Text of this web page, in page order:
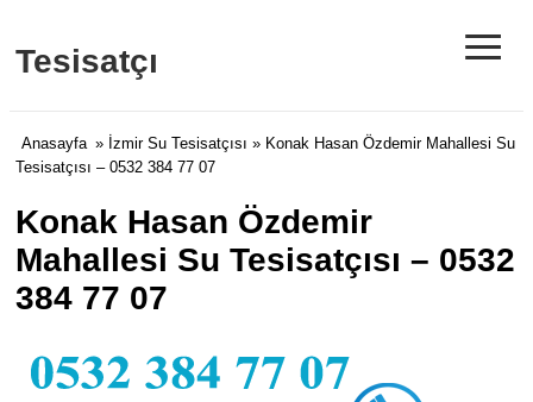
Tesisatçı ≡
Anasayfa » İzmir Su Tesisatçısı » Konak Hasan Özdemir Mahallesi Su
Tesisatçısı – 0532 384 77 07
Konak Hasan Özdemir
Mahallesi Su Tesisatçısı – 0532
384 77 07